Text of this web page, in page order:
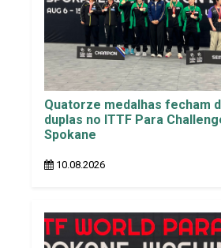
Quatorze medalhas fecham
duplas no ITTF Para
Spokane
10.08.2026